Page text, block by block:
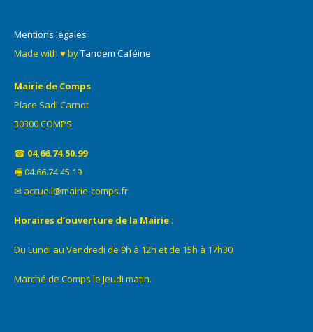
Mentions légales
Made with ♥ byTandem Caféine
Mairie de Comps
Place Sadi Carnot
30300 COMPS
☎ 04.66.74.50.99
🖷 04.66.74.45.19
✉ accueil@mairie-comps.fr
Horaires d’ouverture de la Mairie :
Du Lundi au Vendredi de 9h à 12h et de 15h à 17h30
Marché de Comps le Jeudi matin.